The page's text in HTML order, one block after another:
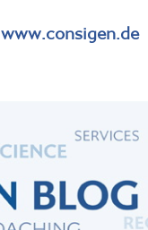
www.consigen.de